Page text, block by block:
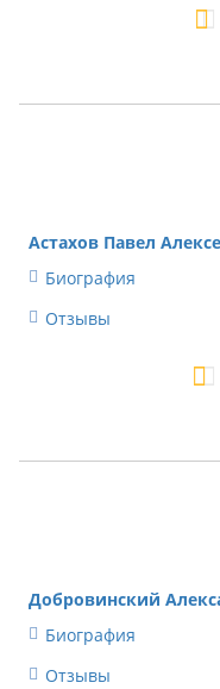
Астахов Павел
Биография
Отзывы
Добровинский
Биография
Отзывы